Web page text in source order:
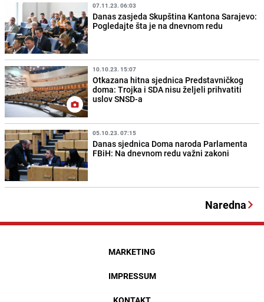
07.11.23. 06:03
Danas zasjeda Skupština Kantona Sarajevo:
Pogledajte šta je na dnevnom redu
10.10.23. 15:07
Otkazana hitna sjednica Predstavničkog
doma: Trojka i SDA nisu željeli prihvatiti
uslov SNSD-a
05.10.23. 07:15
Danas sjednica Doma naroda Parlamenta
FBiH: Na dnevnom redu važni zakoni
Naredna
MARKETING
IMPRESSUM